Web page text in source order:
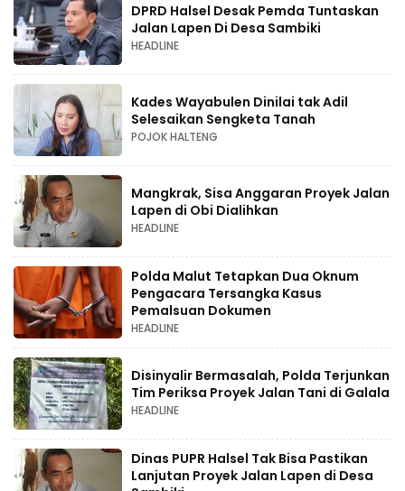
DPRD Halsel Desak Pemda Tuntaskan
Jalan Lapen Di Desa Sambiki
HEADLINE
Kades Wayabulen Dinilai tak Adil
Selesaikan Sengketa Tanah
POJOK HALTENG
Mangkrak, Sisa Anggaran Proyek Jalan
Lapen di Obi Dialihkan
HEADLINE
Polda Malut Tetapkan Dua Oknum
Pengacara Tersangka Kasus
Pemalsuan Dokumen
HEADLINE
Disinyalir Bermasalah, Polda Terjunkan
Tim Periksa Proyek Jalan Tani di Galala
HEADLINE
Dinas PUPR Halsel Tak Bisa Pastikan
Lanjutan Proyek Jalan Lapen di Desa